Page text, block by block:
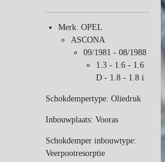
Merk: OPEL
ASCONA
09/1981 - 08/1988
1.3 - 1.6 - 1.6
D - 1.8 - 1.8 i
Schokdempertype: Oliedruk
Inbouwplaats: Vooras
Schokdemper inbouwtype:
Veerpootresorptie